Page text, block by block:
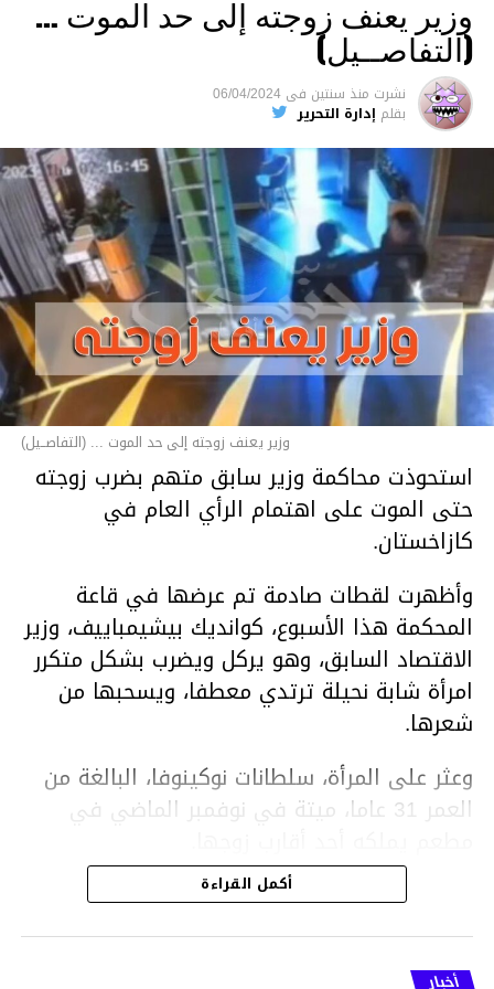
وزير يعنف زوجته إلى حد الموت …
(التفاصــيل)
نشرت منذ سنتين فى 06/04/2024
بقلم إدارة التحرير
وزير يعنف زوجته إلى حد الموت ... (التفاصــيل)
استحوذت محاكمة وزير سابق متهم بضرب زوجته
حتى الموت على اهتمام الرأي العام في
كازاخستان.
وأظهرت لقطات صادمة تم عرضها في قاعة
المحكمة هذا الأسبوع، كوانديك بيشيمباييف، وزير
الاقتصاد السابق، وهو يركل ويضرب بشكل متكرر
امرأة شابة نحيلة ترتدي معطفا، ويسحبها من
شعرها.
وعثر على المرأة، سلطانات نوكينوفا، البالغة من
العمر 31 عاما، ميتة في نوفمبر الماضي في
ووفقا لتقرير الطبيب الشرعي، توفيت نوكينوفا
متأثرة بصدمة في الدماغ، وكانت إحدى عظام
أنفها مكسورة وكانت هناك كدمات متعددة على
أكمل القراءة
أخبار